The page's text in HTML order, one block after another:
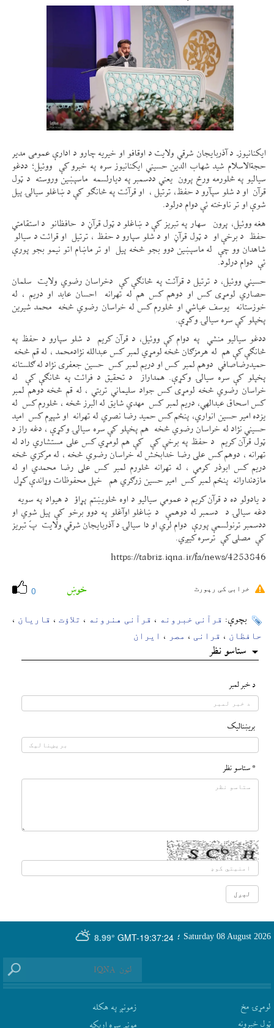
ایکنانیوزـ د آذربایجان شرقي ولایت د اوقافو او خیریه چارو د ادارې عمومی مدیر
حجةالاسلام شید شهاب الدین حسیني ایکنانیوز سره په خبرو کې ووئيل؛ ددغو
سیالیو په څلورمه ورځ پرون یعني ددسمبر په دیارلسمه ماسپښین وروسته د ټول
قرآن او د شلو سپآرو د حفظ، ترتیل ، او قرآئت په څانګو کې د ښاغلو سیالۍ پيل
شوې او تر ناوخته ئې دوام درلود.
هغه ووئيل، پرون سهار په تبریز کې د ښاغلو د ټول قرآڼ د حافظانو د استقامتي
حفظ د برخې او د ټول قرآڼ او د شلو سپارو د حفظ ، ترتیل او قرائت د سیالو
شاهدان وو چې له ماسپښین دوو بجو څخه پيل او تر ماښام اتو نیمو بجو پورې
ئې دوام درلود.
حسیني ووئيل، د ترتیل د قرآئت په څانګې کې دخراسان رضوي ولایت سلمان
حصاري لومړی کس او دوهم کس هم له تهرانه احسان عابد او دریم ، له
خوزستانه یوسف عیاشي او څلورم کس له خراسان رضوي څخه محمد شیرین
پخپلو کې سره سیالۍ وکړې.
ددغو سیالیو منشي په دوام کې ووئيل، د قرآن کریم د شلو سپارو د حفظ په
څانګې کې هم له هرمزګان څخه لومړي لمبر کس عبدالله نژادمحمد ، له قم څخه
حمیدرضاصافي دوهم لمبر کس او دریم لمبر کس حسین جعفری نژاد له ګلستانه
پخپلو کې سره سیالۍ وکړې. همداراز د تحقیق د فرائت په څانګې کې له
خراسان رضوي څخه لومړی کس جواد سلیماني تربتي ، له قم څخه دوهم لمبر
کس اسحاق عبدالهي، دریم لمبر کس مهدي شایق له البرز څخه ، څلورم کس له
یزده امیر حسین انواري، پنځم کس حمید رضا نصري له تهرانه او شپږم کس امید
حسیني نژاد له خراسان رضوي څخه هم پخپلو کې سره سیالۍ وکړې ، دغه راز د
ټول قرآن کریم د حفظ په برخې کې کې هم لومړي کس علی مستشاري راد له
تهرانه ، دوهم کس علی رضا خدابخش له خراسان رضوي څخه ، له مرکزي څخه
دریم کس ابوذر کرمي ، له تهرانه څلورم لمبر کس علی رضا محمدي او له
مازدندارانه پنځم لمبر کس امیر حسین زرګري هم خپل محفوظات وړاندې کړل
د یادولو ده د قرآن کریم د عمومي سیالیو د اوه څلویښتم پړاؤ د هیواد په سویه
دغه سیالۍ د دسمبر له دوهمې د ښاغلو اوآغلو په دوو برخو کې پيل شوي او
ددسمبر ترنولسمې پورې دوام لري او دا سیالۍ د آذربایجان شرقي ولایت پّ تبریز
کې مصلی کې ترسره کیږي.
https://tabriz.iqna.ir/fa/news/4253846
0 خوښ خرابی کی رپورٹ
بچوې: قرآنی خبرونه ، قرآنی هنرونه ، تلاؤت ، قاریان ،
حافظان ، قرانی ، مصر ، ایران
ستاسو نظر
د خبر لمبر
بريښناليک
* ستاسو نظر
GMT-19:37:24
8.99° Saturday 08 August 2026 ؛
لومړۍ مخ
ټول خبرونه
زمونږ په هکله